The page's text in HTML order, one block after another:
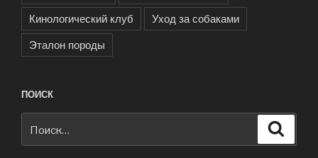
Кинологический клуб
Уход за собаками
Эталон породы
ПОИСК